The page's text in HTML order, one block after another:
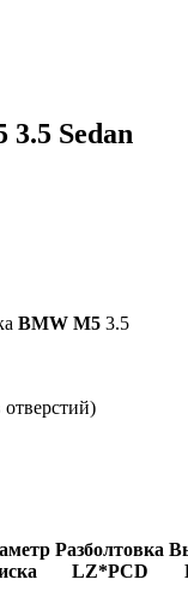
Sedan
BMW M5 3.5
Разболтовка
LZ*PCD